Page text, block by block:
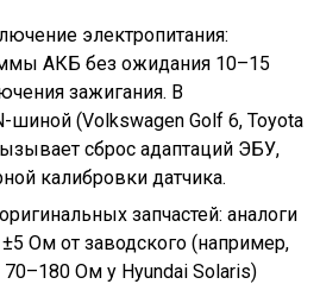
электропитания:
АКБ без ожидания 10–15
зажигания. В
шиной (Volkswagen Golf 6, Toyota
сброс адаптаций ЭБУ,
калибровки датчика.
запчастей: аналоги
Ом от заводского (например,
Ом у Hyundai Solaris)